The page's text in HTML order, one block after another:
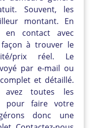
Souvent, les
montant. En
en contact avec
à trouver le
prix réel. Le
par e-mail ou
et détaillé.
toutes les
pour faire votre
donc une